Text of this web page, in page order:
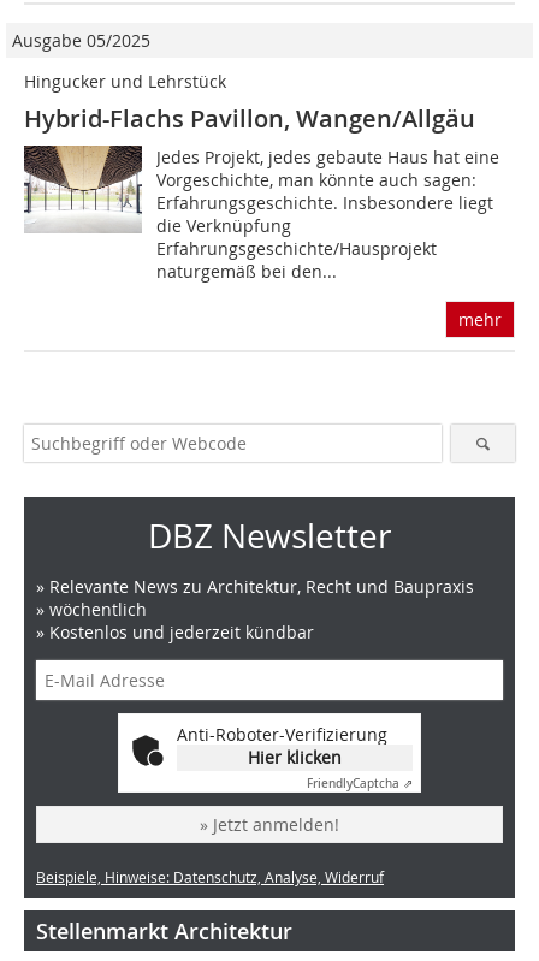
Ausgabe 05/2025
Hingucker und Lehrstück
Hybrid-Flachs Pavillon, Wangen/Allgäu
Jedes Projekt, jedes gebaute Haus hat eine
Vorgeschichte, man könnte auch sagen:
Erfahrungsgeschichte. Insbesondere liegt
die Verknüpfung
Erfahrungsgeschichte/Hausprojekt
naturgemäß bei den...
mehr
DBZ Newsletter
» Relevante News zu Architektur, Recht und Baupraxis
» wöchentlich
» Kostenlos und jederzeit kündbar
Anti-Roboter-Verifizierung
Hier klicken
FriendlyCaptcha ⇗
» Jetzt anmelden!
Beispiele, Hinweise: Datenschutz, Analyse, Widerruf
Stellenmarkt Architektur